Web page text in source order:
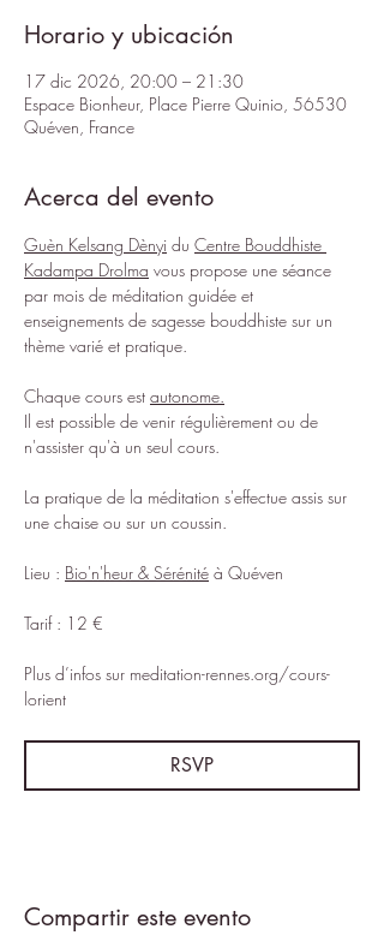
Horario y ubicación
17 dic 2026, 20:00 – 21:30
Espace Bionheur, Place Pierre Quinio, 56530
Quéven, France
Acerca del evento
Guèn Kelsang Dènyi du Centre Bouddhiste
Kadampa Drolma vous propose une séance
par mois de méditation guidée et
enseignements de sagesse bouddhiste sur un
thème varié et pratique.
Chaque cours est autonome.
Il est possible de venir régulièrement ou de
n'assister qu'à un seul cours.
La pratique de la méditation s'effectue assis sur
une chaise ou sur un coussin.
Lieu : Bio'n'heur & Sérénité à Quéven
Tarif : 12 €
Plus d’infos sur meditation-rennes.org/cours-
lorient
RSVP
Compartir este evento